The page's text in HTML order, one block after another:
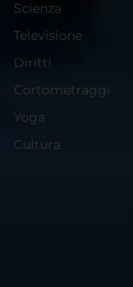
Scienza
Televisione
Diritti
Cortometraggi
Yoga
Cultura